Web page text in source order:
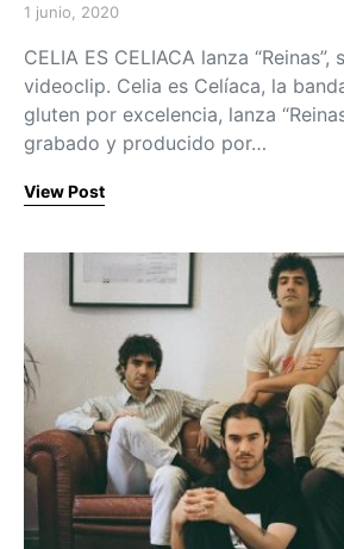
Posted on
1 junio, 2020
CELIA ES CELIACA lanza
videoclip. Celia es Celíaca, la
gluten por excelencia, lanza
grabado y producido por…
View Post